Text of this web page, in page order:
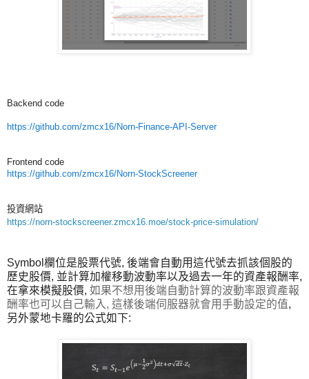
Backend code
https://github.com/zmcx16/Norn-Finance-API-Server
Frontend code
https://github.com/zmcx16/Norn-StockScreener
投資網站
https://norn-stockscreener.zmcx16.moe/stock-price-simulation/
Symbol欄位是股票代號, 後端會自動用這代號去抓該個股的
歷史股價, 並計算加權移動波動率以及過去一年的資產報酬率,
在拿來模擬股價, 如果不想用後端自動計算的波動率跟資產報
酬率也可以自己輸入, 這樣後端伺服器就會用手動設定的值,
另外蒙地卡羅的公式如下: